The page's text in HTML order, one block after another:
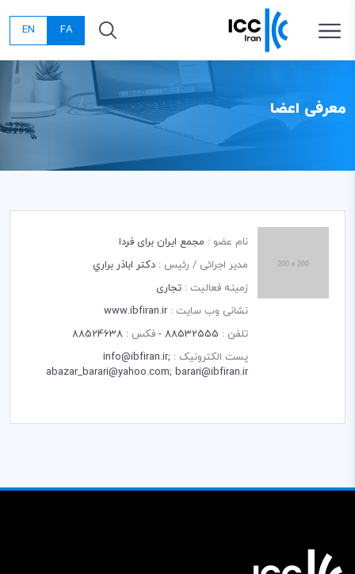
FA
EN
معرفی اعضا
نام عضو : مجمع ایران برای فردا
مدیر اجرائی / رئیس : دكتر اباذر براري
زمینه فعالیت : تجاری
نشانی وب سایت :www.ibfiran.ir
تلفن : 88532555 - فکس : 88524638
پست الکترونیک : info@ibfiran.ir;
abazar_barari@yahoo.com; barari@ibfiran.ir